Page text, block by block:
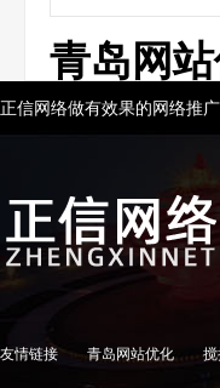
青岛网
正信网络做有效果的网络推
友情链接
青岛网站优化 搅